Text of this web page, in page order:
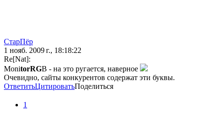
СтарПёр
1 нояб. 2009 г., 18:18:22
Re[Nat]:
MonitоrRGB - на это ругается, наверное
Очевидно, сайты конкурентов содержат эти буквы.
ОтветитьЦитироватьПоделиться
1